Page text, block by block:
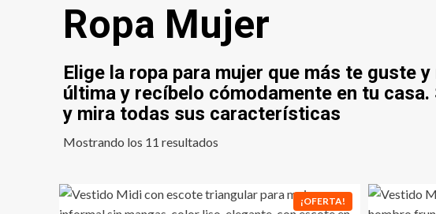
Ropa Mujer
Elige la ropa para mujer que más te guste
última y recíbelo cómodamente en tu
y mira todas sus características
Mostrando los 11 resultadosOrdenado
últimos
¡OFERTA!